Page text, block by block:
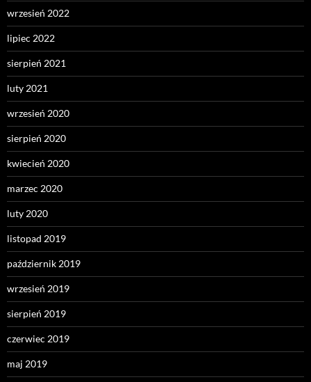
wrzesień 2022
lipiec 2022
sierpień 2021
luty 2021
wrzesień 2020
sierpień 2020
kwiecień 2020
marzec 2020
luty 2020
listopad 2019
październik 2019
wrzesień 2019
sierpień 2019
czerwiec 2019
maj 2019